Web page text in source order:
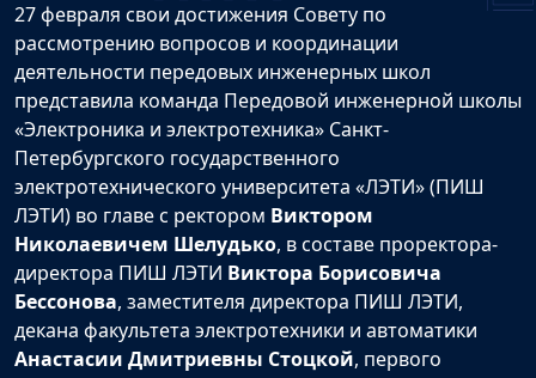
27 февраля свои достижения Совету по
рассмотрению вопросов и координации
деятельности передовых инженерных школ
представила команда Передовой инженерной школы
«Электроника и электротехника» Санкт-
Петербургского государственного
электротехнического университета «ЛЭТИ» (ПИШ
ЛЭТИ) во главе с ректором Виктором
Николаевичем Шелудько, в составе проректора-
директора ПИШ ЛЭТИ Виктора Борисовича
Бессонова, заместителя директора ПИШ ЛЭТИ,
декана факультета электротехники и автоматики
Анастасии Дмитриевны Стоцкой, первого